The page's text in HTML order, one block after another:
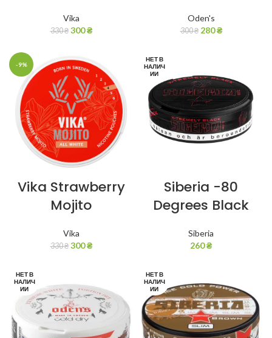
Vika
330₴ 300₴
Oden's
300₴ 280₴
-9%
Vika Strawberry
Mojito
Vika
330₴ 300₴
НЕТ В
НАЛИЧ
ИИ
Siberia -80
Degrees Black
Siberia
260₴
НЕТ В
НАЛИЧ
ИИ
НЕТ В
НАЛИЧ
ИИ